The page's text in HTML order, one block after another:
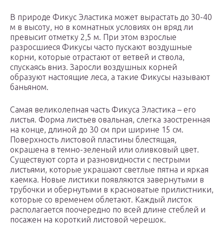
В природе Фикус Эластика может вырастать до 30-40
м в высоту, но в комнатных условиях он вряд ли
превысит отметку 2,5 м. При этом взрослые
разросшиеся Фикусы часто пускают воздушные
корни, которые отрастают от ветвей и ствола,
спускаясь вниз. Заросли воздушных корней
образуют настоящие леса, а такие Фикусы называют
баньяном.
Самая великолепная часть Фикуса Эластика – его
листья. Форма листьев овальная, слегка заостренная
на конце, длиной до 30 см при ширине 15 см.
Поверхность листовой пластины блестящая,
окрашена в темно-зеленый или оливковый цвет.
Существуют сорта и разновидности с пестрыми
листьями, которые украшают светлые пятна и яркая
каемка. Новые листики появляются завернутыми в
трубочки и обернутыми в красноватые прилистники,
которые со временем облетают. Каждый листок
располагается поочередно по всей длине стеблей и
посажен на короткий листовой черешок.